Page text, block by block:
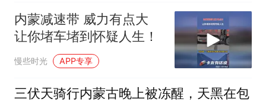
内蒙减速带 威力有点大
让你堵车堵到怀疑人生！
慢些时光 APP专享
三伏天骑行内蒙古晚上被冻醒，天黑在包